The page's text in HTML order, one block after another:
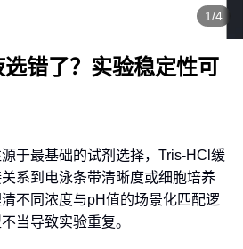
1/4
错了？实验稳定性可
于最基础的试剂选择，Tris-HCl缓
系到电泳条带清晰度或细胞培养
不同浓度与pH值的场景化匹配逻
当导致实验重复。